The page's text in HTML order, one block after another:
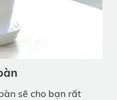
sẽ cho bạn rất